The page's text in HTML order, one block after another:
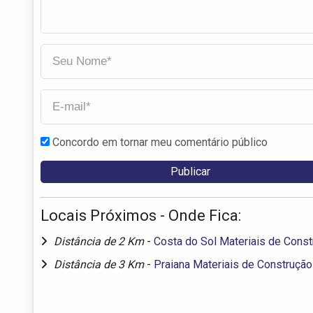
Concordo em tornar meu comentário público
Locais Próximos - Onde Fica:
Distância de 2 Km - Costa do Sol Materiais de
Distância de 3 Km - Praiana Materiais de Construção